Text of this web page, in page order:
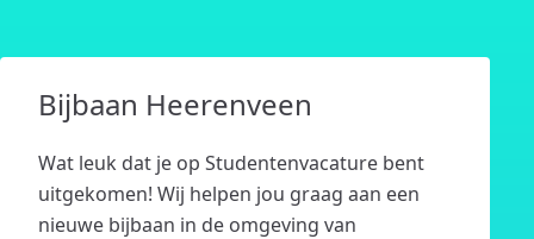
Bijbaan Heerenveen
Wat leuk dat je op Studentenvacature bent
uitgekomen! Wij helpen jou graag aan een
nieuwe bijbaan in de omgeving van